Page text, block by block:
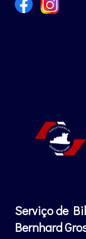
Serviço de
Bernhard